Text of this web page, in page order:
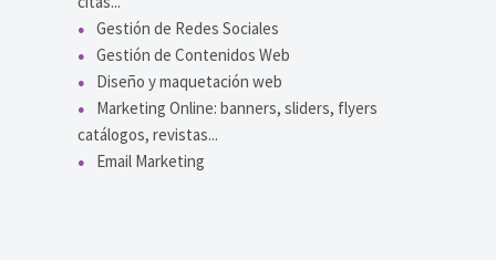
Gestión de Redes Sociales
Gestión de Contenidos Web
Diseño y maquetación web
Marketing Online: banners, sliders, flyers
catálogos, revistas...
Email Marketing